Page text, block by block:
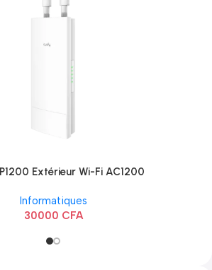
Extérieur Wi-Fi AC1200
Informatiques
30000 CFA